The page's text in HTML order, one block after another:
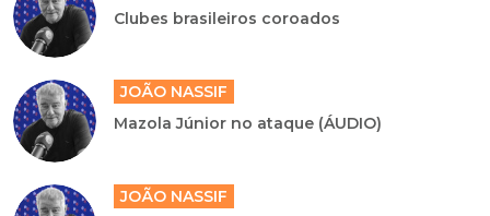
Clubes brasileiros coroados
JOÃO NASSIF
Mazola Júnior no ataque (ÁUDIO)
JOÃO NASSIF